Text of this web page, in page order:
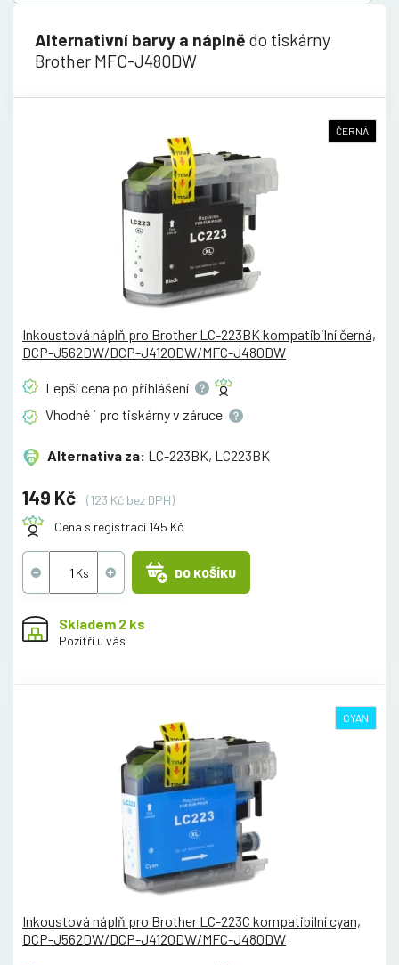
Alternativní barvy a náplně do tiskárny
Brother MFC-J480DW
ČERNÁ
Inkoustová náplň pro Brother LC-223BK kompatibilní černá,
DCP-J562DW/DCP-J4120DW/MFC-J480DW
Lepší cena po přihlášení
Vhodné i pro tiskárny v záruce
Alternativa za: LC-223BK, LC223BK
149 Kč
(123 Kč bez DPH)
Cena s registrací 145 Kč
DO KOŠÍKU
Skladem 2 ks
Pozítří u vás
CYAN
Inkoustová náplň pro Brother LC-223C kompatibilní cyan,
DCP-J562DW/DCP-J4120DW/MFC-J480DW